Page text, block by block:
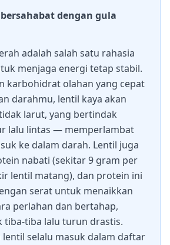
dengan gula
adalah salah satu rahasia
menjaga energi tetap stabil.
karbohidrat olahan yang cepat
darahmu, lentil kaya akan
larut, yang bertindak
lalu lintas — memperlambat
ke dalam darah. Lentil juga
nabati (sekitar 9 gram per
lentil matang), dan protein ini
serat untuk menaikkan
perlahan dan bertahap,
tiba-tiba lalu turun drastis.
lentil selalu masuk dalam daftar